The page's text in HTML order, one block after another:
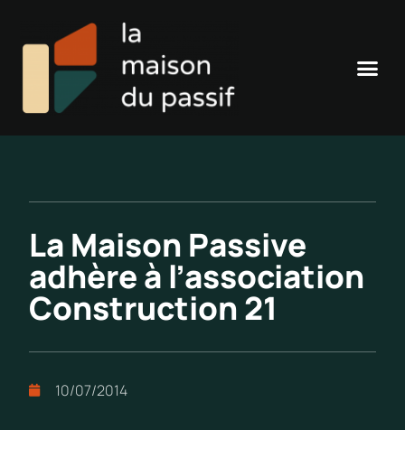
La Maison Passive
adhère à l’association
Construction 21
10/07/2014